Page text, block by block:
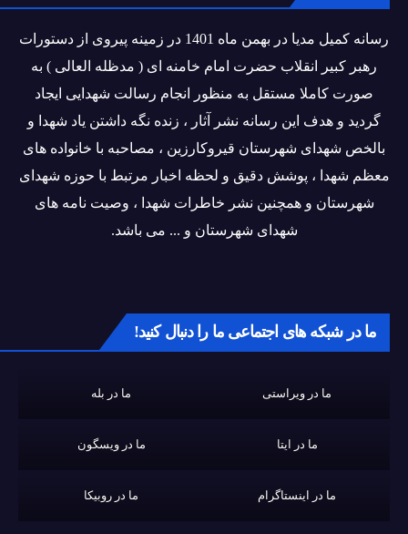
رسانه کمیل مدیا در بهمن ماه 1401 در زمینه پیروی از دستورات
رهبر کبیر انقلاب حضرت امام خامنه ای ( مدظله العالی ) به
صورت کاملا مستقل به منظور انجام رسالت شهدایی ایجاد
گردید و هدف این رسانه نشر آثار ، زنده نگه داشتن یاد شهدا و
بالخص شهدای شهرستان قیروکارزین ، مصاحبه با خانواده های
معظم شهدا ، پوشش دقیق و لحظه اخبار مرتبط با حوزه شهدای
شهرستان و همچنین نشر خاطرات شهدا ، وصیت نامه های
شهدای شهرستان و ... می باشد.
ما در شبکه های اجتماعی ما را دنبال کنید!
ما در ویراستی ما در بله
ما در ایتا ما در ویسگون
ما در اینستاگرام ما در روبیکا